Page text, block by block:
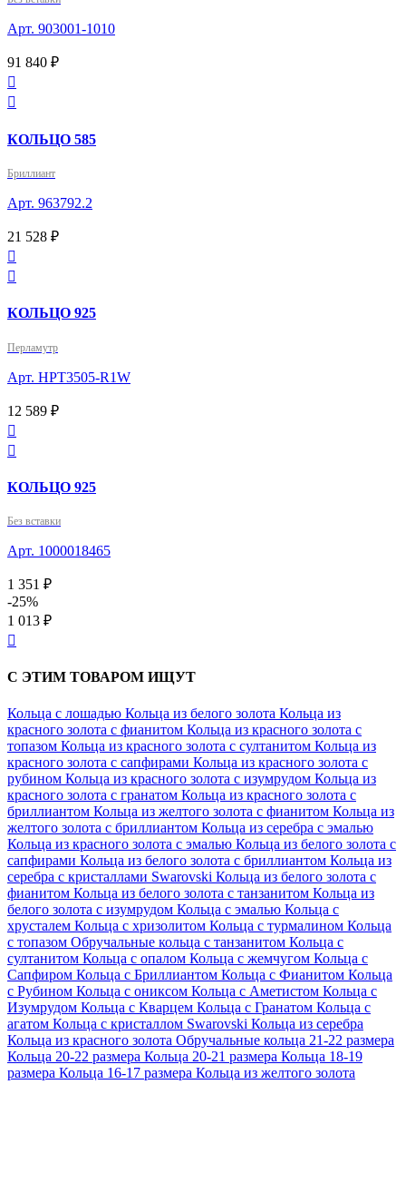
Арт. 903001-1010
91 840 ₽


КОЛЬЦО 585
Бриллиант
Арт. 963792.2
21 528 ₽


КОЛЬЦО 925
Перламутр
Арт. HPT3505-R1W
12 589 ₽


КОЛЬЦО 925
Без вставки
Арт. 1000018465
1 351 ₽
-25%
1 013 ₽

С ЭТИМ ТОВАРОМ ИЩУТ
Кольца с лошадью Кольца из белого золота Кольца из
красного золота с фианитом Кольца из красного золота с
топазом Кольца из красного золота с султанитом Кольца из
красного золота с сапфирами Кольца из красного золота с
рубином Кольца из красного золота с изумрудом Кольца из
красного золота с гранатом Кольца из красного золота с
бриллиантом Кольца из желтого золота с фианитом Кольца из
желтого золота с бриллиантом Кольца из серебра с эмалью
Кольца из красного золота с эмалью Кольца из белого золота с
сапфирами Кольца из белого золота с бриллиантом Кольца из
серебра с кристаллами Swarovski Кольца из белого золота с
фианитом Кольца из белого золота с танзанитом Кольца из
белого золота с изумрудом Кольца с эмалью Кольца с
хрусталем Кольца с хризолитом Кольца с турмалином Кольца
с топазом Обручальные кольца с танзанитом Кольца с
султанитом Кольца с опалом Кольца с жемчугом Кольца с
Сапфиром Кольца с Бриллиантом Кольца с Фианитом Кольца
с Рубином Кольца с ониксом Кольца с Аметистом Кольца с
Изумрудом Кольца с Кварцем Кольца с Гранатом Кольца с
агатом Кольца с кристаллом Swarovski Кольца из серебра
Кольца из красного золота Обручальные кольца 21-22 размера
Кольца 20-22 размера Кольца 20-21 размера Кольца 18-19
размера Кольца 16-17 размера Кольца из желтого золота